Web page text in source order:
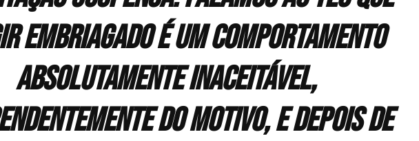
embriagado é um comportamento
absolutamente inaceitável,
do motivo, e depois de